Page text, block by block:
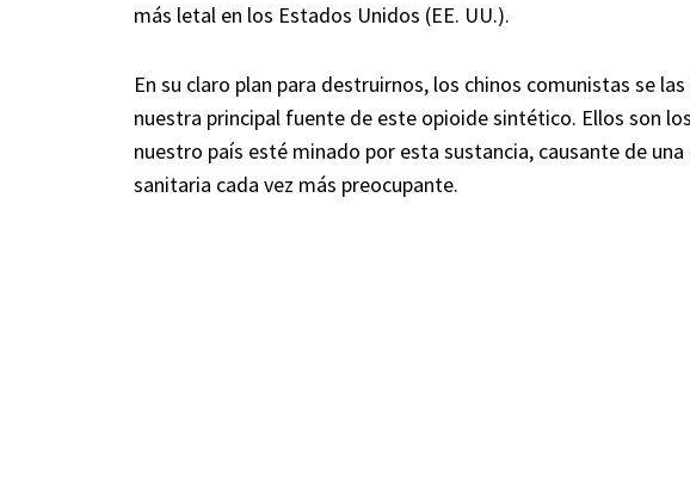
más letal en los Estados Unidos (EE. UU.).
En su claro plan para destruirnos, los chinos comunistas se
nuestra principal fuente de este opioide sintético. Ellos son
nuestro país esté minado por esta sustancia, causante de
sanitaria cada vez más preocupante.